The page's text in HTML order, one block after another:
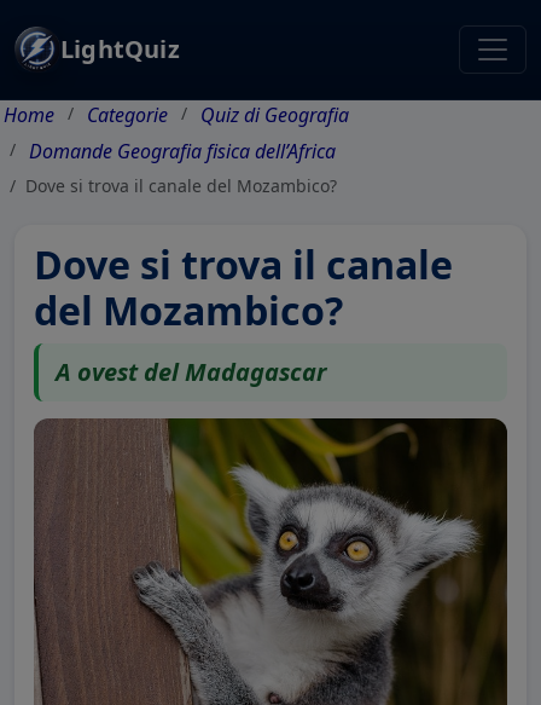
LightQuiz
Home Categorie
Quiz di Geografia
Domande Geografia fisica dell’Africa
Dove si trova il canale del Mozambico?
Dove si trova il canale
del Mozambico?
A ovest del Madagascar